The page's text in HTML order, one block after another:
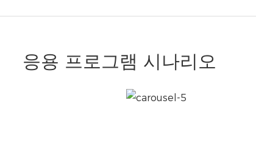
응용 프로그램 시나리오